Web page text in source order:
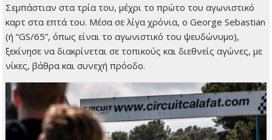
Σεμπάστιαν στα τρία του, μέχρι το πρώτο του αγωνιστικό
καρτ στα επτά του. Μέσα σε λίγα χρόνια, ο George Sebastian
(ή “GS/65”, όπως είναι το αγωνιστικό του ψευδώνυμο),
ξεκίνησε να διακρίνεται σε τοπικούς και διεθνείς αγώνες, με
νίκες, βάθρα και συνεχή πρόοδο.